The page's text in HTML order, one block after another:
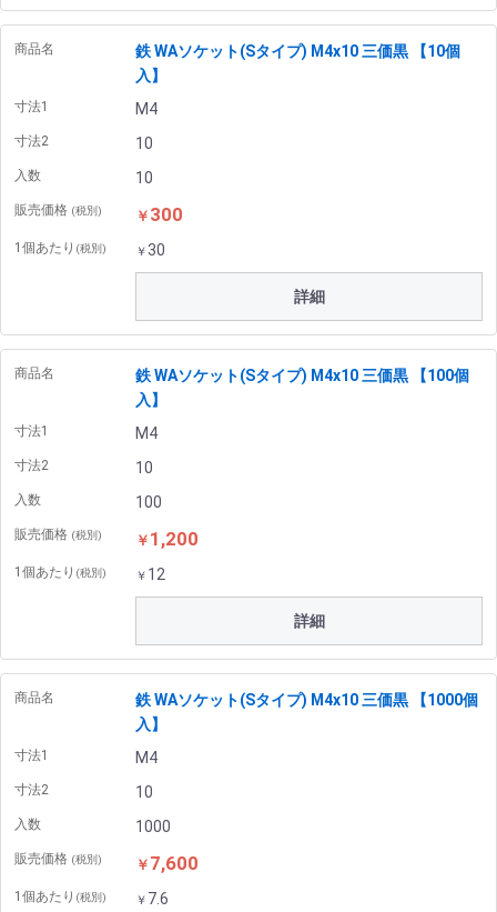
商品名
鉄 WAソケット(Sタイプ) M4x10 三価黒 【10個
入】
寸法1 M4
寸法2 10
入数 10
販売価格 (税別) ￥ 300
1個あたり (税別) ￥ 30
詳細
商品名
鉄 WAソケット(Sタイプ) M4x10 三価黒 【100個
入】
寸法1 M4
寸法2 10
入数 100
販売価格 (税別) ￥ 1,200
1個あたり (税別) ￥ 12
詳細
商品名
鉄 WAソケット(Sタイプ) M4x10 三価黒 【1000個
入】
寸法1 M4
寸法2 10
入数 1000
販売価格 (税別) ￥ 7,600
1個あたり (税別) ￥ 7.6